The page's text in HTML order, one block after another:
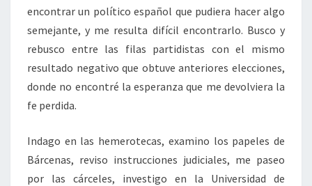
encontrar un político español que pudiera hacer algo
semejante, y me resulta difícil encontrarlo. Busco y
rebusco entre las filas partidistas con el mismo
resultado negativo que obtuve anteriores elecciones,
donde no encontré la esperanza que me devolviera la
fe perdida.
Indago en las hemerotecas, examino los papeles de
Bárcenas, reviso instrucciones judiciales, me paseo
por las cárceles, investigo en la Universidad de